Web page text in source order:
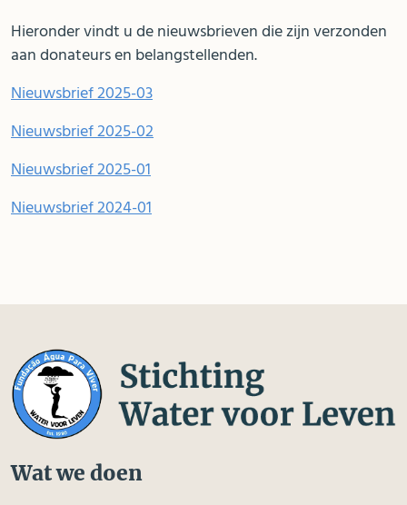
Hieronder vindt u de nieuwsbrieven die zijn verzonden
aan donateurs en belangstellenden.
Nieuwsbrief 2025-03
Nieuwsbrief 2025-02
Nieuwsbrief 2025-01
Nieuwsbrief 2024-01
Wat we doen